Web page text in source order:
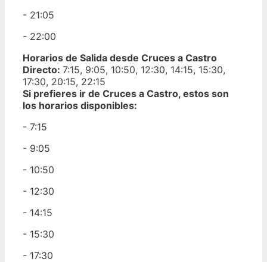
- 21:05
- 22:00
Horarios de Salida desde Cruces a Castro
Directo: 7:15, 9:05, 10:50, 12:30, 14:15, 15:30,
17:30, 20:15, 22:15
Si prefieres ir de Cruces a Castro, estos son
los horarios disponibles:
- 7:15
- 9:05
- 10:50
- 12:30
- 14:15
- 15:30
- 17:30